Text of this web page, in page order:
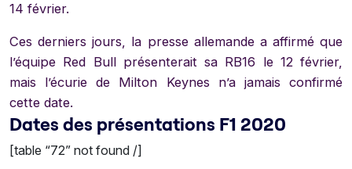
14 février.
Ces derniers jours, la presse allemande a affirmé que
l’équipe Red Bull présenterait sa RB16 le 12 février,
mais l’écurie de Milton Keynes n’a jamais confirmé
cette date.
Dates des présentations F1 2020
[table “72” not found /]